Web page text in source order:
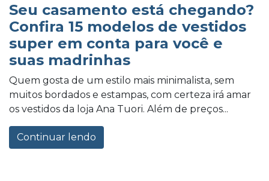
Seu casamento está chegando?
Confira 15 modelos de vestidos
super em conta para você e
suas madrinhas
Quem gosta de um estilo mais minimalista, sem
muitos bordados e estampas, com certeza irá amar
os vestidos da loja Ana Tuori. Além de preços...
Continuar lendo